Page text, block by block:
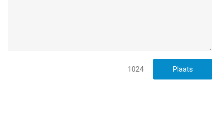
1024